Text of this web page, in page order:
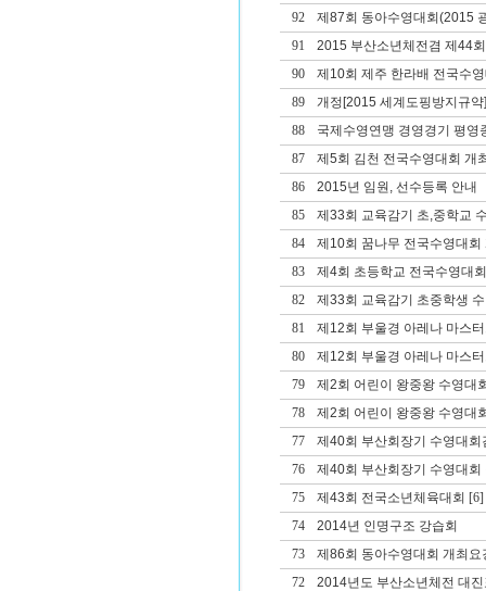
92
제87회 동아수영대회(2015
91
2015 부산소년체전겸 제44
90
제10회 제주 한라배 전국수
89
개정[2015 세계도핑방지규
88
국제수영연맹 경영경기 평영
87
제5회 김천 전국수영대회 개
86
2015년 임원, 선수등록 안내
85
제33회 교육감기 초,중학교
84
제10회 꿈나무 전국수영대회
83
제4회 초등학교 전국수영대
82
제33회 교육감기 초중학생
81
제12회 부울경 아레나 마스
80
제12회 부울경 아레나 마스
79
제2회 어린이 왕중왕 수영대
78
제2회 어린이 왕중왕 수영대
77
제40회 부산회장기 수영대
76
제40회 부산회장기 수영대
75
제43회 전국소년체육대회 [6]
74
2014년 인명구조 강습회
73
제86회 동아수영대회 개최요
72
2014년도 부산소년체전 대